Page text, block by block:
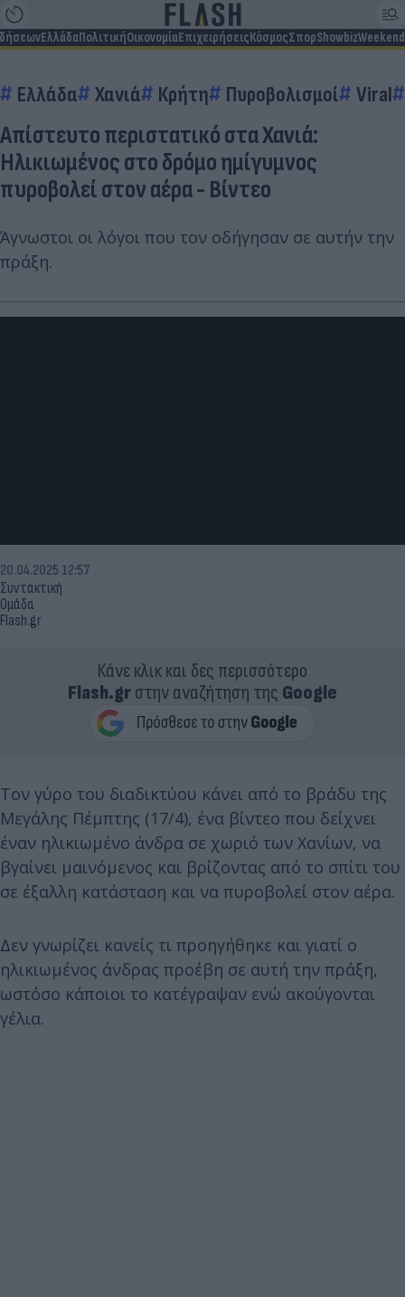
ΕλλάδαΠολιτικήΟικονομίαΕπιχειρήσειςΚόσμοςΣπορShowbizWeekend
Ελλάδα Χανιά Κρήτη Πυροβολισμοί Viral
Απίστευτο περιστατικό στα Χανιά:
Ηλικιωμένος στο δρόμο ημίγυμνος
πυροβολεί στον αέρα - Βίντεο
Άγνωστοι οι λόγοι που τον οδήγησαν σε αυτήν την
πράξη.
Συντακτική
Ομάδα
Flash.gr
20.04.2025 12:57
Κάνε κλικ και δες περισσότερο
Flash.grστην αναζήτηση της Google
Τον γύρο του διαδικτύου κάνει από το βράδυ της
Μεγάλης Πέμπτης (17/4), ένα βίντεο που δείχνει
έναν ηλικιωμένο άνδρα σε χωριό των Χανίων, να
βγαίνει μαινόμενος και βρίζοντας από το σπίτι του
σε έξαλλη κατάσταση και να πυροβολεί στον αέρα.
Δεν γνωρίζει κανείς τι προηγήθηκε και γιατί ο
ηλικιωμένος άνδρας προέβη σε αυτή την πράξη,
ωστόσο κάποιοι το κατέγραψαν ενώ ακούγονται
γέλια.